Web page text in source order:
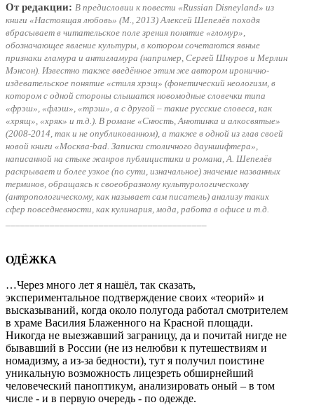
От редакции: В предисловии к повести «Russian Disneyland» из
книги «Настоящая любовь» (М., 2013) Алексей Шепелёв походя
вбрасывает в читательское поле зрения понятие «гломур»,
обозначающее явление культуры, в котором сочетаются явные
признаки гламура и антигламура (например, Сергей Шнуров и Мерлин
Мэнсон). Известно также введённое этим же автором иронично-
издевательское понятие «стиля хрэщ» (фонетический неологизм, в
котором с одной стороны слышатся новомодные словечки типа
«фрэш», «флэш», «трэш», а с другой – такие русские словеса, как
«хрящ», «хряк» и т.д.). В романе «Снюсть, Анютинка и алкосвятые»
(2008-2014, так и не опубликованном), а также в одной из глав своей
новой книги «Москва-bad. Записки столичного дауншифтера»,
написанной на стыке жанров публицистики и романа, А. Шепелёв
раскрывает и более узкое (по сути, изначальное) значение названных
терминов, обращаясь к своеобразному культурологическому
(антропологическому, как называет сам писатель) анализу таких
сфер повседневности, как кулинария, мода, работа в офисе и т.д.
ОДЁЖКА
…Через много лет я нашёл, так сказать,
экспериментальное подтверждение своих «теорий» и
высказываний, когда около полугода работал смотрителем
в храме Василия Блаженного на Красной площади.
Никогда не выезжавший заграницу, да и почитай нигде не
бывавший в России (не из нелюбви к путешествиям и
номадизму, а из-за бедности), тут я получил поистине
уникальную возможность лицезреть обширнейший
человеческий паноптикум, анализировать оный – в том
числе - и в первую очередь - по одежде.